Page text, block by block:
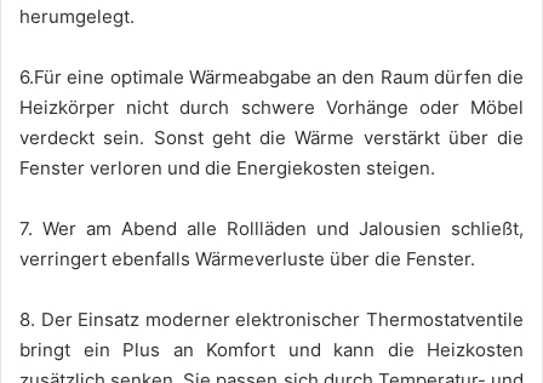
herumgelegt.
6.Für eine optimale Wärmeabgabe an den Raum dürfen die
Heizkörper nicht durch schwere Vorhänge oder Möbel
verdeckt sein. Sonst geht die Wärme verstärkt über die
Fenster verloren und die Energiekosten steigen.
7. Wer am Abend alle Rollläden und Jalousien schließt,
verringert ebenfalls Wärmeverluste über die Fenster.
8. Der Einsatz moderner elektronischer Thermostatventile
bringt ein Plus an Komfort und kann die Heizkosten